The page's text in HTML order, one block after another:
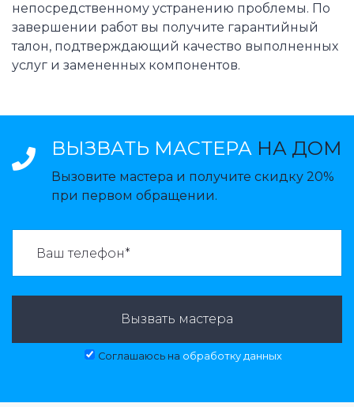
непосредственному устранению проблемы. По
завершении работ вы получите гарантийный
талон, подтверждающий качество выполненных
услуг и замененных компонентов.
ВЫЗВАТЬ МАСТЕРА НА ДОМ
Вызовите мастера и получите скидку 20%
при первом обращении.
Вызвать мастера
Соглашаюсь на обработку данных